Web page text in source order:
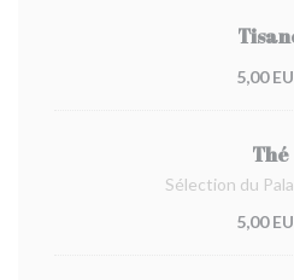
5,00
Thé
Sélection du
5,00